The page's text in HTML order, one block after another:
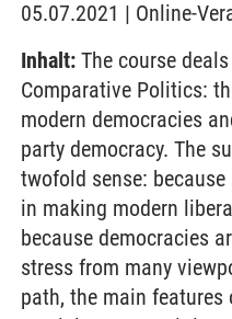
05.07.2021 | Online-
Inhalt: The course
Comparative Politics:
modern democracies
party democracy. The
twofold sense:
in making modern
because democracies
stress from many
path, the main features